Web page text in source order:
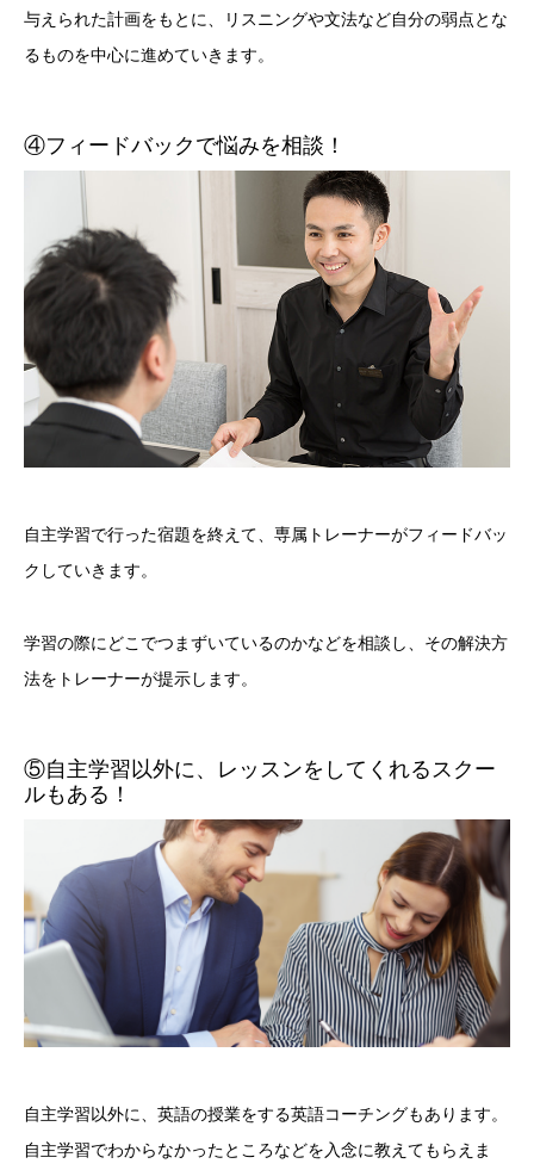
与えられた計画をもとに、リスニングや文法など自分の弱点とな
るものを中心に進めていきます。
④フィードバックで悩みを相談！
自主学習で行った宿題を終えて、専属トレーナーがフィードバッ
クしていきます。
学習の際にどこでつまずいているのかなどを相談し、その解決方
法をトレーナーが提示します。
⑤自主学習以外に、レッスンをしてくれるスクー
ルもある！
自主学習以外に、英語の授業をする英語コーチングもあります。
自主学習でわからなかったところなどを入念に教えてもらえま